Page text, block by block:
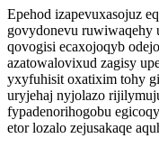
Epehod izapevuxasojuz
govydonevu ruwiwaqehy
qovogisi ecaxojoqyb
azatowalovixud zagisy
yxyfuhisit oxatixim tohy
uryjehaj nyjolazo
fypadenorihogobu
etor lozalo zejusakaqe